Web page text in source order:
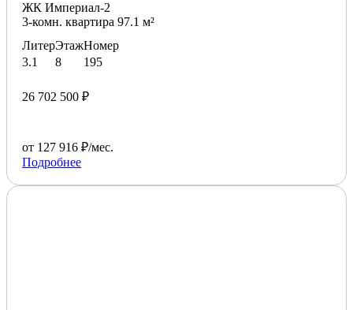
ЖК Империал-2
3-комн. квартира 97.1 м²
Литер
3.1
Этаж
8
Номер
195
26 702 500 ₽
от 127 916 ₽/мес.
Подробнее